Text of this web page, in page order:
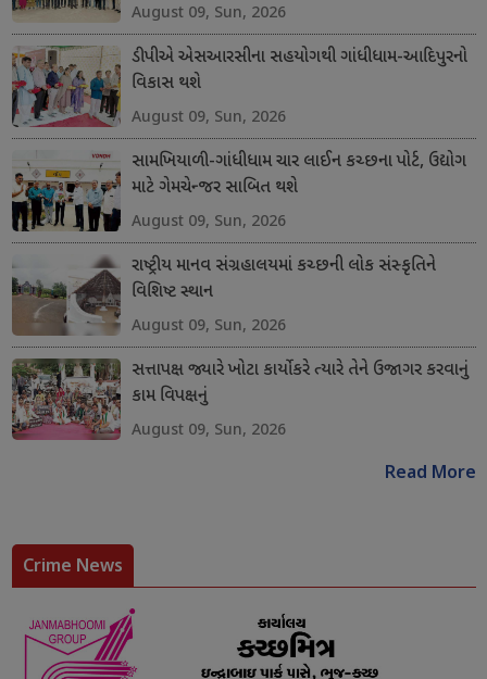
August 09, Sun, 2026
ડીપીએ એસઆરસીના સહયોગથી ગાંધીધામ-આદિપુરનો
વિકાસ થશે
August 09, Sun, 2026
સામખિયાળી-ગાંધીધામ ચાર લાઈન કચ્છના પોર્ટ, ઉદ્યોગ
માટે ગેમચેન્જર સાબિત થશે
August 09, Sun, 2026
રાષ્ટ્રીય માનવ સંગ્રહાલયમાં કચ્છની લોક સંસ્કૃતિને
વિશિષ્ટ સ્થાન
August 09, Sun, 2026
સત્તાપક્ષ જ્યારે ખોટા કાર્યો કરે ત્યારે તેને ઉજાગર કરવાનું
કામ વિપક્ષનું
August 09, Sun, 2026
Read More
Crime News